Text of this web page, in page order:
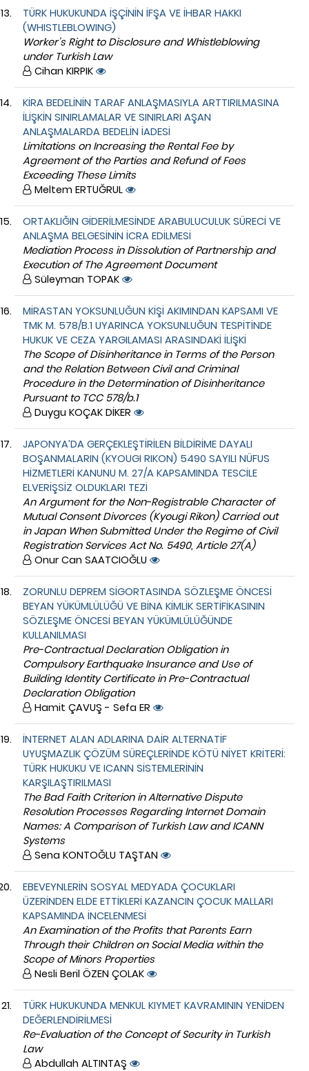
TÜRK HUKUKUNDA İŞÇİNİN İFŞA VE İHBAR HAKKI
(WHISTLEBLOWING)
Worker’s Right to Disclosure and Whistleblowing
under Turkish Law
Cihan KIRPIK
KİRA BEDELİNİN TARAF ANLAŞMASIYLA ARTTIRILMASINA
İLİŞKİN SINIRLAMALAR VE SINIRLARI AŞAN
ANLAŞMALARDA BEDELİN İADESİ
Limitations on Increasing the Rental Fee by
Agreement of the Parties and Refund of Fees
Exceeding These Limits
Meltem ERTUĞRUL
ORTAKLIĞIN GİDERİLMESİNDE ARABULUCULUK SÜRECİ VE
ANLAŞMA BELGESİNİN İCRA EDİLMESİ
Mediation Process in Dissolution of Partnership and
Execution of The Agreement Document
Süleyman TOPAK
MİRASTAN YOKSUNLUĞUN KİŞİ AKIMINDAN KAPSAMI VE
TMK M. 578/B.1 UYARINCA YOKSUNLUĞUN TESPİTİNDE
HUKUK VE CEZA YARGILAMASI ARASINDAKİ İLİŞKİ
The Scope of Disinheritance in Terms of the Person
and the Relation Between Civil and Criminal
Procedure in the Determination of Disinheritance
Pursuant to TCC 578/b.1
Duygu KOÇAK DİKER
JAPONYA’DA GERÇEKLEŞTİRİLEN BİLDİRİME DAYALI
BOŞANMALARIN (KYOUGI RIKON) 5490 SAYILI NÜFUS
HİZMETLERİ KANUNU M. 27/A KAPSAMINDA TESCİLE
ELVERİŞSİZ OLDUKLARI TEZİ
An Argument for the Non-Registrable Character of
Mutual Consent Divorces (Kyougi Rikon) Carried out
in Japan When Submitted Under the Regime of Civil
Registration Services Act No. 5490, Article 27(A)
Onur Can SAATCIOĞLU
ZORUNLU DEPREM SİGORTASINDA SÖZLEŞME ÖNCESİ
BEYAN YÜKÜMLÜLÜĞÜ VE BİNA KİMLİK SERTİFİKASININ
SÖZLEŞME ÖNCESİ BEYAN YÜKÜMLÜLÜĞÜNDE
KULLANILMASI
Pre-Contractual Declaration Obligation in
Compulsory Earthquake Insurance and Use of
Building Identity Certificate in Pre-Contractual
Declaration Obligation
Hamit ÇAVUŞ - Sefa ER
İNTERNET ALAN ADLARINA DAİR ALTERNATİF
UYUŞMAZLIK ÇÖZÜM SÜREÇLERİNDE KÖTÜ NİYET KRİTERİ:
TÜRK HUKUKU VE ICANN SİSTEMLERİNİN
KARŞILAŞTIRILMASI
The Bad Faith Criterion in Alternative Dispute
Resolution Processes Regarding Internet Domain
Names: A Comparison of Turkish Law and ICANN
Systems
Sena KONTOĞLU TAŞTAN
EBEVEYNLERİN SOSYAL MEDYADA ÇOCUKLARI
ÜZERİNDEN ELDE ETTİKLERİ KAZANCIN ÇOCUK MALLARI
KAPSAMINDA İNCELENMESİ
An Examination of the Profits that Parents Earn
Through their Children on Social Media within the
Scope of Minors Properties
Nesli Beril ÖZEN ÇOLAK
TÜRK HUKUKUNDA MENKUL KIYMET KAVRAMININ YENİDEN
DEĞERLENDİRİLMESİ
Re-Evaluation of the Concept of Security in Turkish
Law
Abdullah ALTINTAŞ